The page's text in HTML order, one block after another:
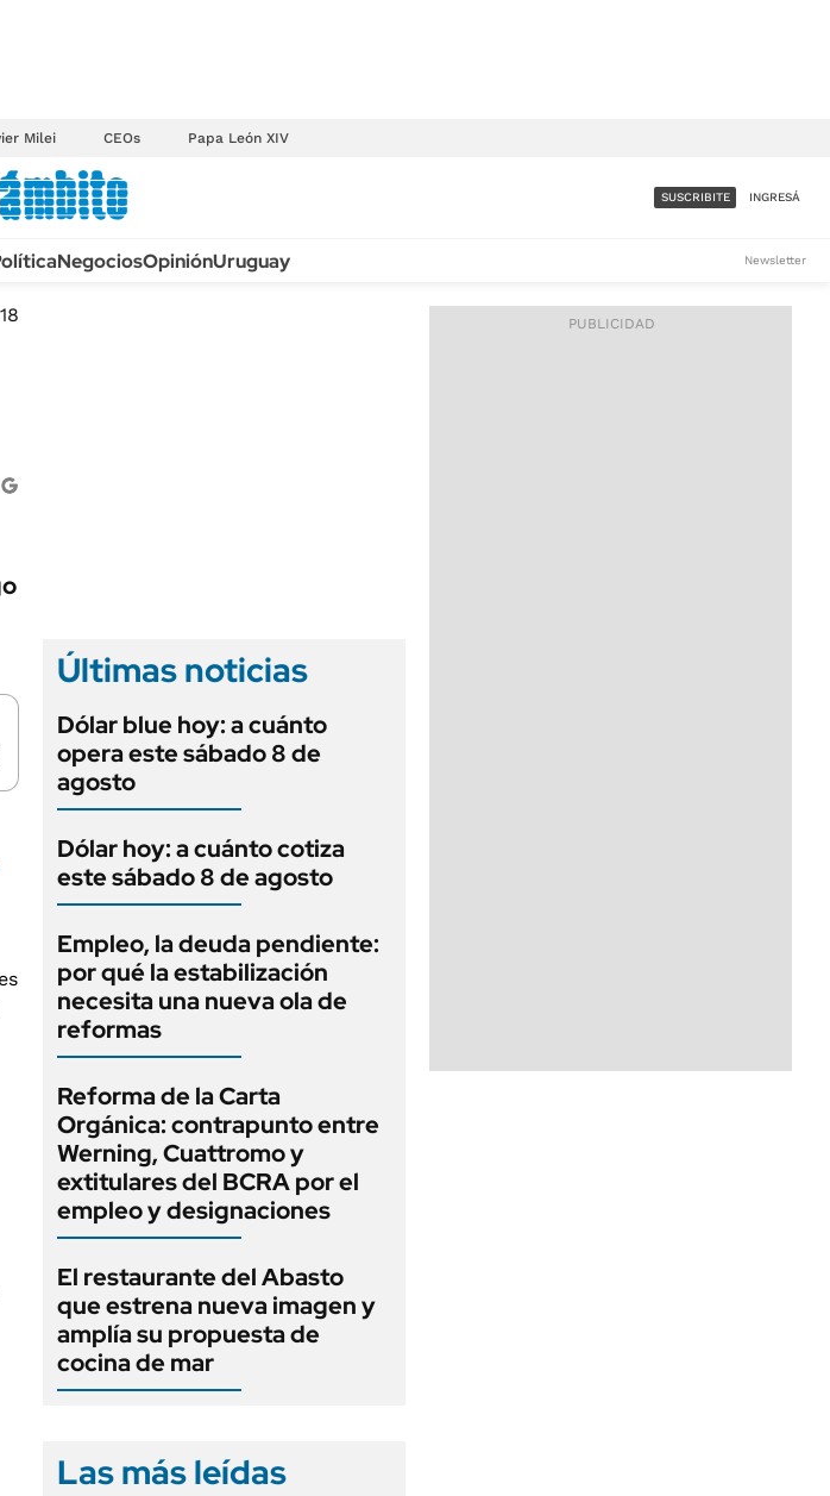
Milei CEOs Papa León XIV
ACCESO FULL - $1.800/MES
SUSCRIBITE INGRESÁ
NegociosOpiniónUruguay Newsletter
Duración: 39 segundos
Últimas noticias
Dólar blue hoy: a cuánto
opera este sábado 8 de
agosto
Dólar hoy: a cuánto cotiza
este sábado 8 de agosto
Empleo, la deuda pendiente:
por qué la estabilización
necesita una nueva ola de
reformas
Reforma de la Carta
Orgánica: contrapunto entre
Werning, Cuattromo y
extitulares del BCRA por el
empleo y designaciones
El restaurante del Abasto
que estrena nueva imagen y
amplía su propuesta de
cocina de mar
Las más leídas